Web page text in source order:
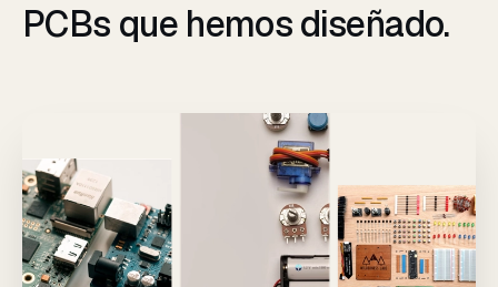
PCBs que hemos diseñado.